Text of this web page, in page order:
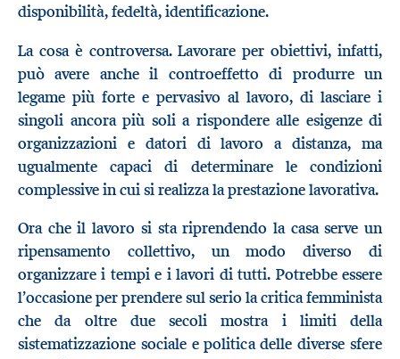
disponibilità, fedeltà, identificazione.
La cosa è controversa. Lavorare per obiettivi, infatti,
può avere anche il controeffetto di produrre un
legame più forte e pervasivo al lavoro, di lasciare i
singoli ancora più soli a rispondere alle esigenze di
organizzazioni e datori di lavoro a distanza, ma
ugualmente capaci di determinare le condizioni
complessive in cui si realizza la prestazione lavorativa.
Ora che il lavoro si sta riprendendo la casa serve un
ripensamento collettivo, un modo diverso di
organizzare i tempi e i lavori di tutti. Potrebbe essere
l’occasione per prendere sul serio la critica femminista
che da oltre due secoli mostra i limiti della
sistematizzazione sociale e politica delle diverse sfere